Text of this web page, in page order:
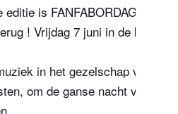
is FANFABORDAGE, dé
! Vrijdag 7 juni in de
in het gezelschap van
om de ganse nacht van te